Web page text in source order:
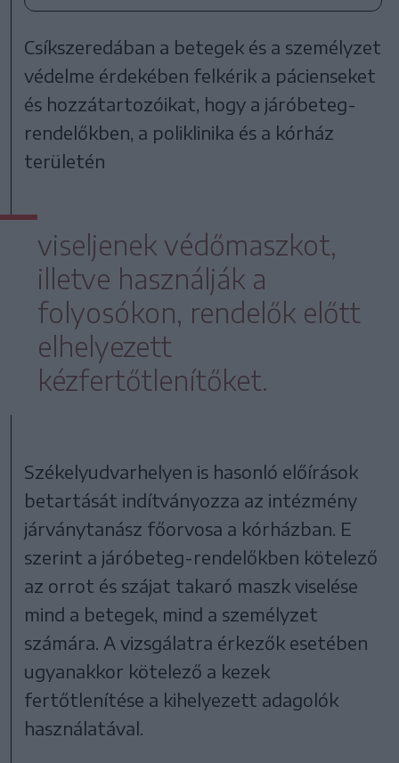
Csíkszeredában a betegek és a személyzet
védelme érdekében felkérik a pácienseket
és hozzátartozóikat, hogy a járóbeteg-
rendelőkben, a poliklinika és a kórház
területén
viseljenek védőmaszkot,
illetve használják a
folyosókon, rendelők előtt
elhelyezett
kézfertőtlenítőket.
Székelyudvarhelyen is hasonló előírások
betartását indítványozza az intézmény
járványtanász főorvosa a kórházban. E
szerint a járóbeteg-rendelőkben kötelező
az orrot és szájat takaró maszk viselése
mind a betegek, mind a személyzet
számára. A vizsgálatra érkezők esetében
ugyanakkor kötelező a kezek
fertőtlenítése a kihelyezett adagolók
használatával.